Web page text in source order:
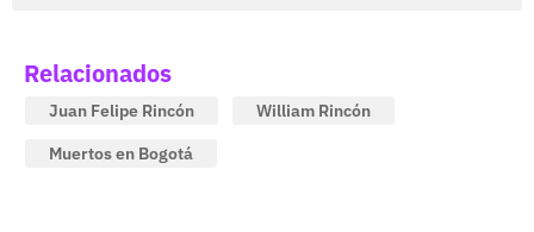
Relacionados
Juan Felipe Rincón
William Rincón
Muertos en Bogotá